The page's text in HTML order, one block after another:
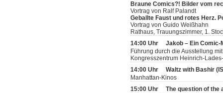
Braune Comics?! Bilder vom
Vortrag von Ralf Palandt
Geballte Faust und rotes Herz.
Vortrag von Guido Weißhahn
Rathaus, Trauungszimmer, 1.
14:00 Uhr Jakob – Ein Comic-
Führung durch die Ausstellung
Kongresszentrum Heinrich-
14:00 Uhr Waltz with Bashir
Manhattan-Kinos
15:00 Uhr The question of the